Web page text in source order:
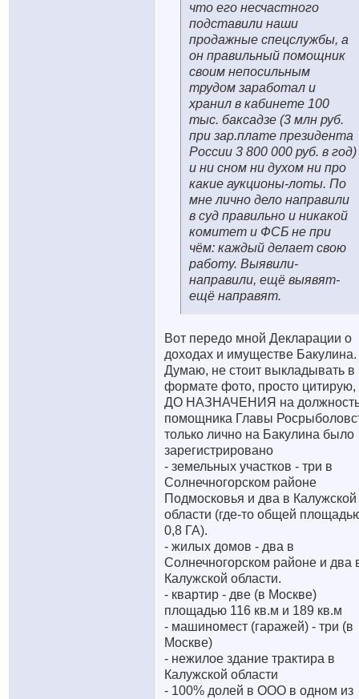
что его несчастного
подставили наши
продажные спецслужбы, а
он правильный помощник
своим непосильным
трудом заработал и
хранил в кабинете 100
тыс. баксадзе (3 млн руб.
при зар.плате президента
России 3 800 000 руб. в год)
и ни сном ни духом ни про
какие аукционы-лоты. По
мне лично дело направили
в суд правильно и никакой
комитет и ФСБ не при
чём: каждый делает свою
работу. Выявили-
направили, ещё выявят-
ещё направят.
Вот передо мной Декларации о
доходах и имуществе Бакулина.
Думаю, не стоит выкладывать в
формате фото, просто цитирую,
ДО НАЗНАЧЕНИЯ на
помощника Главы
только лично на Бакулина было
зарегистрировано
- земельных участков - три в
Солнечногорском районе
Подмосковья и два в Калужской
области (где-то общей
0,8 ГА).
- жилых домов - два в
Солнечногорском районе и два
Калужской области.
- квартир - две (в Москве)
площадью 116 кв.м и 189 кв.м
- машиномест (гаражей) - три (в
Москве)
- нежилое здание трактира в
Калужской области
- 100% долей в ООО в одном из